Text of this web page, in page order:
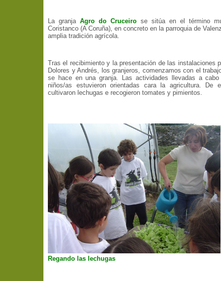
La granja Agro do Cruceiro se sitúa en el término
Coristanco (A Coruña), en concreto en la parroquia de
amplia tradición agrícola.
Tras el recibimiento y la presentación de las instalaciones
Dolores y Andrés, los granjeros, comenzamos con el
se hace en una granja. Las actividades llevadas a
niños/as estuvieron orientadas cara la agricultura. De
cultivaron lechugas e recogieron tomates y pimientos.
Regando las lechugas